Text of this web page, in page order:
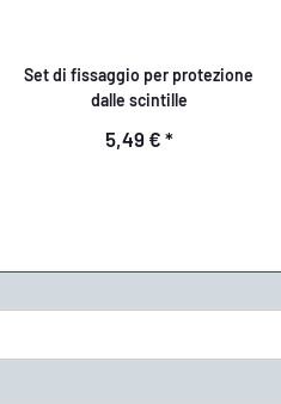
Set di fissaggio per protezione
dalle scintille
5,49 € *